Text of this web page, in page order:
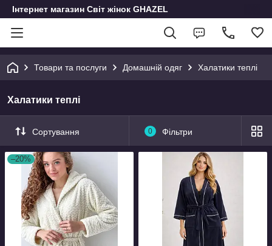
Інтернет магазин Світ жінок GHAZEL
Товари та послуги Домашній одяг Халатики теплі
Халатики теплі
Сортування 0 Фільтри
–20%